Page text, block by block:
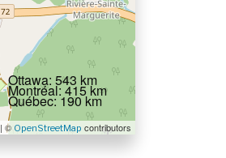
| © OpenStreetMap contributors
Ottawa: 543 km
Montréal: 415 km
Québec: 190 km